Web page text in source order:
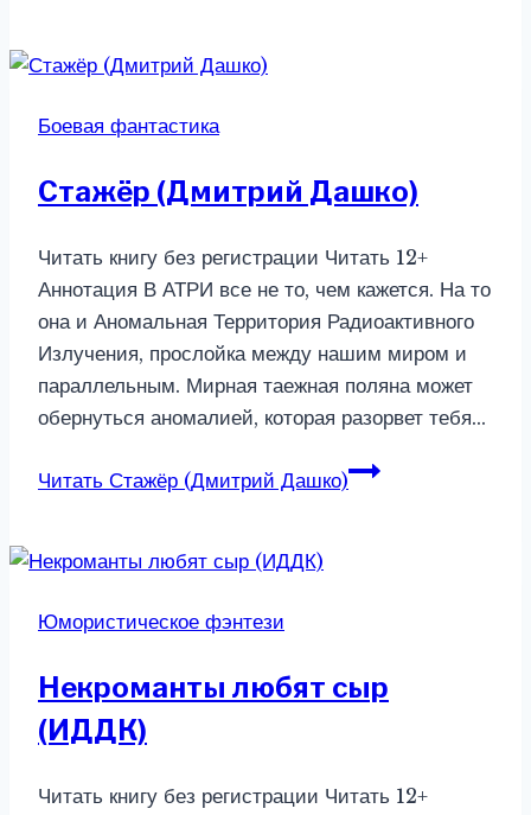
Боевая фантастика
Стажёр (Дмитрий Дашко)
Читать книгу без регистрации Читать 12+
Аннотация В АТРИ все не то, чем кажется. На то
она и Аномальная Территория Радиоактивного
Излучения, прослойка между нашим миром и
параллельным. Мирная таежная поляна может
обернуться аномалией, которая разорвет тебя…
Читать Стажёр (Дмитрий Дашко)
Юмористическое фэнтези
Некроманты любят сыр
(ИДДК)
Читать книгу без регистрации Читать 12+